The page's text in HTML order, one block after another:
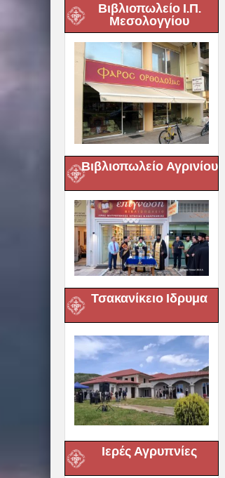
Βιβλιοπωλείο Ι.Π.
Μεσολογγίου
Βιβλιοπωλείο Αγρινίου
Τσακανίκειο Ιδρυμα
Ιερές Αγρυπνίες